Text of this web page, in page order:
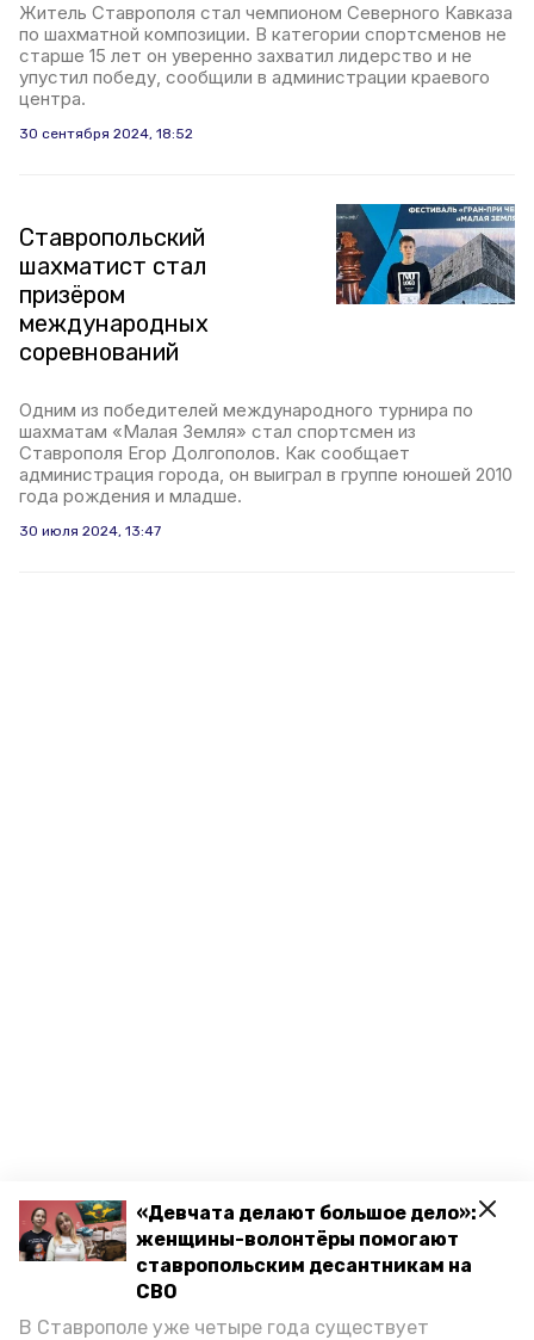
«Девчата делают большое дело»:
женщины-волонтёры помогают
ставропольским десантникам на
СВО
В Ставрополе уже четыре года существует
Житель Ставрополя стал чемпионом Северного Кавказа
по шахматной композиции. В категории спортсменов не
старше 15 лет он уверенно захватил лидерство и не
упустил победу, сообщили в администрации краевого
центра.
30 сентября 2024, 18:52
Ставропольский
шахматист стал
призёром
международных
соревнований
Одним из победителей международного турнира по
шахматам «Малая Земля» стал спортсмен из
Ставрополя Егор Долгополов. Как сообщает
администрация города, он выиграл в группе юношей 2010
года рождения и младше.
30 июля 2024, 13:47